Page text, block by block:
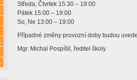
Více o: Fotogalerie
Více o: Články
Více o: Projekty
Středa, Čtvrtek 15:30 – 19:00
Pátek 15:00 – 19:00
So, Ne 13:00 – 19:00
Případné změny provozní doby budou
Mgr. Michal Pospíšil, ředitel školy